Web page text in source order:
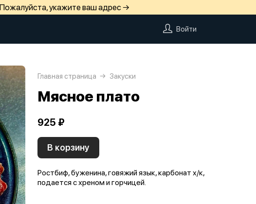
укажите ваш адрес →
Войти
Главная страница Закуски
Мясное плато
925 ₽
В корзину
Ростбиф, буженина, говяжий язык, карбонат х/к,
подается с хреном и горчицей.